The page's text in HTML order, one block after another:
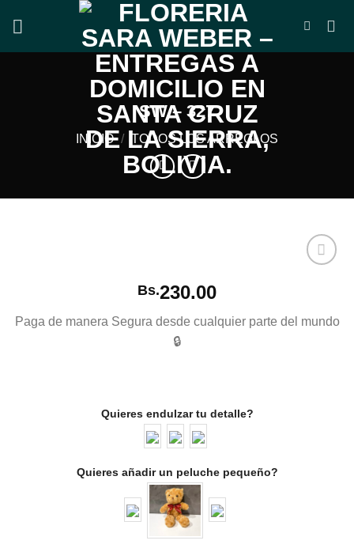
SW – 327
INICIO / TODOS LOS ARREGLOS
a la
Bs.230.00
Paga de manera Segura desde cualquier parte del mundo
🔒
Quieres endulzar tu detalle?
Quieres añadir un peluche pequeño?